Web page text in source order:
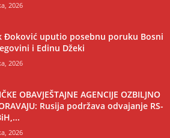
2026
Đoković uputio posebnu poruku Bosni
i Edinu Džeki
2026
OBAVJEŠTAJNE AGENCIJE OZBILJNO
Rusija podržava odvajanje RS-
2026